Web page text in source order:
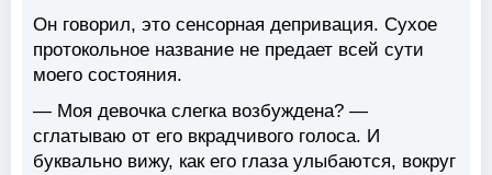
Он говорил, это сенсорная депривация. Сухое
протокольное название не предает всей сути
моего состояния.
— Моя девочка слегка возбуждена? —
сглатываю от его вкрадчивого голоса. И
буквально вижу, как его глаза улыбаются, вокруг